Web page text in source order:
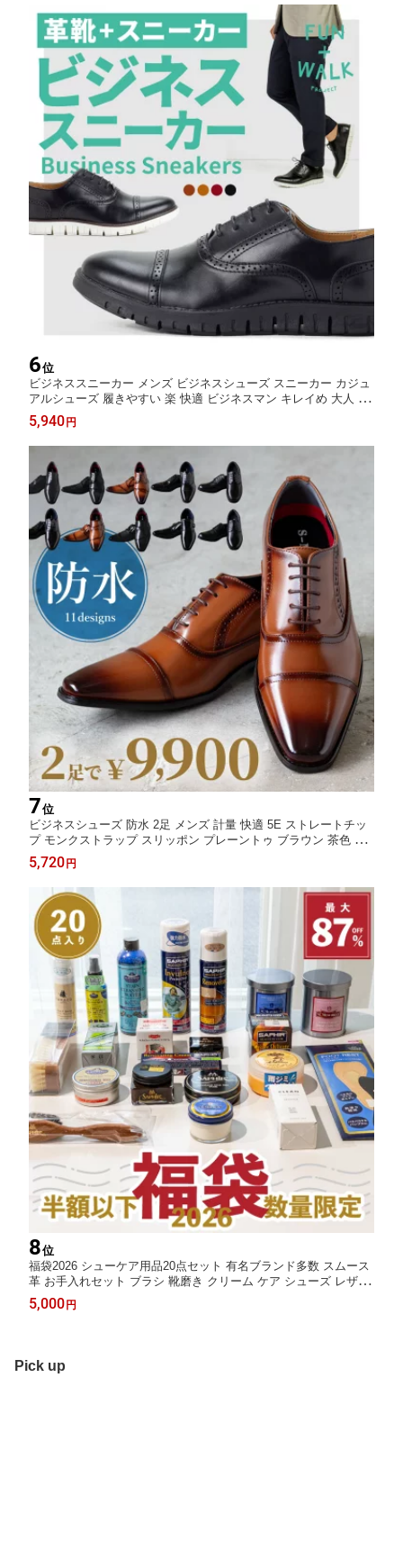
6位
ビジネススニーカー メンズ ビジネスシューズ スニーカー カジュ
アルシューズ 履きやすい 楽 快適 ビジネスマン キレイめ 大人 ジ
ャケパン ショートパンツ
5,940 円
7位
ビジネスシューズ 防水 2足 メンズ 計量 快適 5E ストレートチッ
プ モンクストラップ スリッポン プレーントゥ ブラウン 茶色 フ
ォーマル レインシューズ 本革を強化したPUレザー 結婚式 冠婚
葬祭 ドレスシューズ 黒 革靴 スーツ 紳士靴 送料無料
5,720 円
8位
福袋2026 シューケア用品20点セット 有名ブランド多数 スムース
革 お手入れセット ブラシ 靴磨き クリーム ケア シューズ レザー
本革 レザーケア革製品 汚れ落とし モウブレイ サフィール ノワー
ル コロンブス 中敷き 靴クリーム シュークリーム 大掃除
5,000 円
Pick up